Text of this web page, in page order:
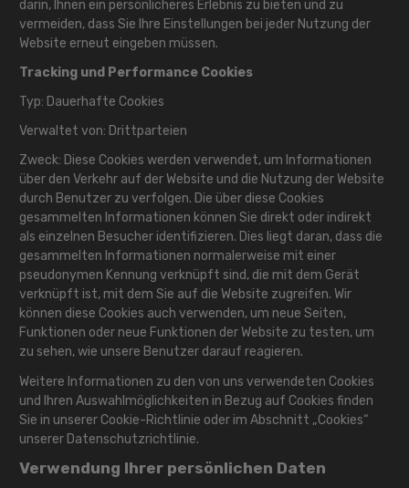
darin, Ihnen ein persönlicheres Erlebnis zu bieten und zu
vermeiden, dass Sie Ihre Einstellungen bei jeder Nutzung der
Website erneut eingeben müssen.
Tracking und Performance Cookies
Typ: Dauerhafte Cookies
Verwaltet von: Drittparteien
Zweck: Diese Cookies werden verwendet, um Informationen
über den Verkehr auf der Website und die Nutzung der Website
durch Benutzer zu verfolgen. Die über diese Cookies
gesammelten Informationen können Sie direkt oder indirekt
als einzelnen Besucher identifizieren. Dies liegt daran, dass die
gesammelten Informationen normalerweise mit einer
pseudonymen Kennung verknüpft sind, die mit dem Gerät
verknüpft ist, mit dem Sie auf die Website zugreifen. Wir
können diese Cookies auch verwenden, um neue Seiten,
Funktionen oder neue Funktionen der Website zu testen, um
zu sehen, wie unsere Benutzer darauf reagieren.
Weitere Informationen zu den von uns verwendeten Cookies
und Ihren Auswahlmöglichkeiten in Bezug auf Cookies finden
Sie in unserer Cookie-Richtlinie oder im Abschnitt „Cookies“
unserer Datenschutzrichtlinie.
Verwendung Ihrer persönlichen Daten